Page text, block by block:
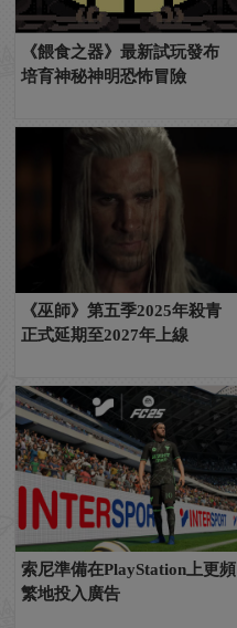
《餵食之器》最新試玩發布
培育神秘神明恐怖冒險
《巫師》第五季2025年殺青
正式延期至2027年上線
索尼準備在PlayStation上更頻
繁地投入廣告